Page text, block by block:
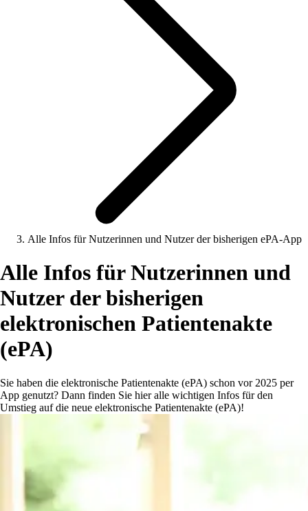
Alle Infos für Nutzerinnen und Nutzer der bisherigen ePA-App
Alle Infos für Nutzerinnen und
Nutzer der bisherigen
elektronischen Patientenakte
(ePA)
Sie haben die elektronische Patientenakte (ePA) schon vor 2025 per
App genutzt? Dann finden Sie hier alle wichtigen Infos für den
Umstieg auf die neue elektronische Patientenakte (ePA)!